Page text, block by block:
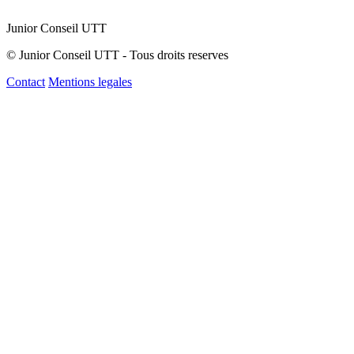
Junior Conseil UTT
© Junior Conseil UTT - Tous droits reserves
Contact Mentions legales